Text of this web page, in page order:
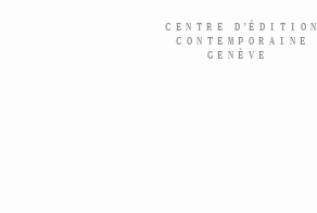
CENTRE D’ÉDITION
CONTEMPORAINE
GENÈVE